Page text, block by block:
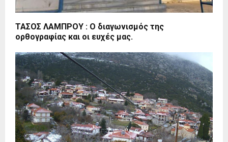
ΤΑΣΟΣ ΛΑΜΠΡΟΥ : Ο διαγωνισμός της
ορθογραφίας και οι ευχές μας.